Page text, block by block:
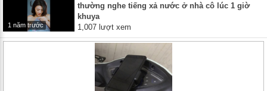
1 năm trước
thường nghe tiếng xả nước ở nhà cô lúc 1 giờ
khuya
1,007 lượt xem